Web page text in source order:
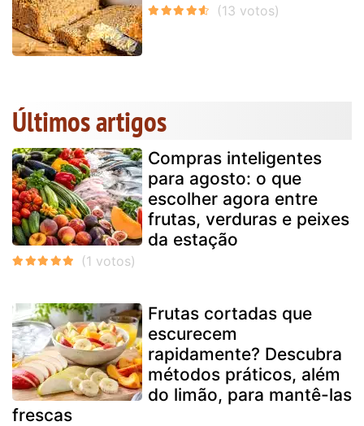
Últimos artigos
Compras inteligentes
para agosto: o que
escolher agora entre
frutas, verduras e peixes
da estação
Frutas cortadas que
escurecem
rapidamente? Descubra
métodos práticos, além
do limão, para mantê-las
frescas